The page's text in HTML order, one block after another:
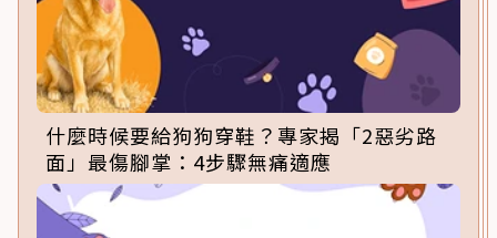
什麼時候要給狗狗穿鞋？專家揭「2惡劣路
面」最傷腳掌：4步驟無痛適應